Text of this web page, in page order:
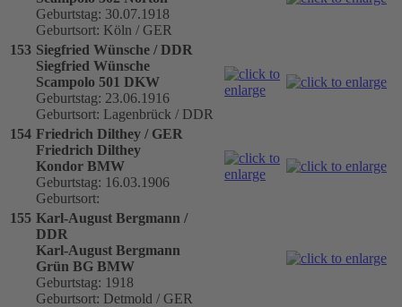
Geburtstag: 30.07.1918
Geburtsort: Köln / GER
153 Siegfried Wünsche / DDR
Siegfried Wünsche
Scampolo 501 DKW
Geburtstag: 23.06.1916
Geburtsort: Lagenbrück / DDR
154 Friedrich Dilthey / GER
Friedrich Dilthey
Kondor BMW
Geburtstag: 16.03.1906
Geburtsort:
155 Karl-August Bergmann /
DDR
Karl-August Bergmann
Grün BG BMW
Geburtstag: 1918
Geburtsort: Detmold / GER